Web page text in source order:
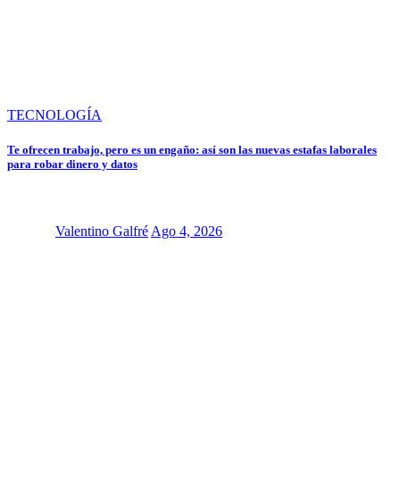
TECNOLOGÍA
Te ofrecen trabajo, pero es un engaño: así son las nuevas estafas laborales
para robar dinero y datos
Valentino GalfréAgo 4, 2026